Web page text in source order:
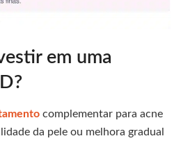
em uma
complementar para acne
da pele ou melhora gradual